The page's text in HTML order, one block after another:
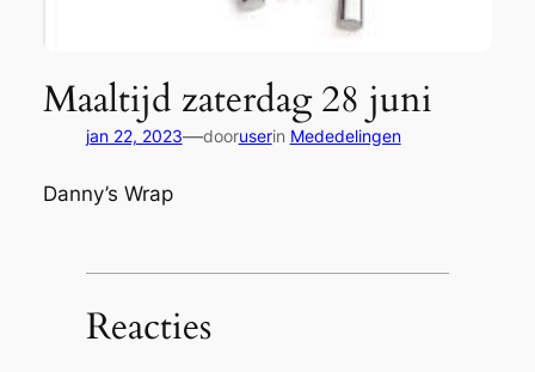
Maaltijd zaterdag 28 juni
jan 22, 2023—dooruserin Mededelingen
Danny’s Wrap
Reacties